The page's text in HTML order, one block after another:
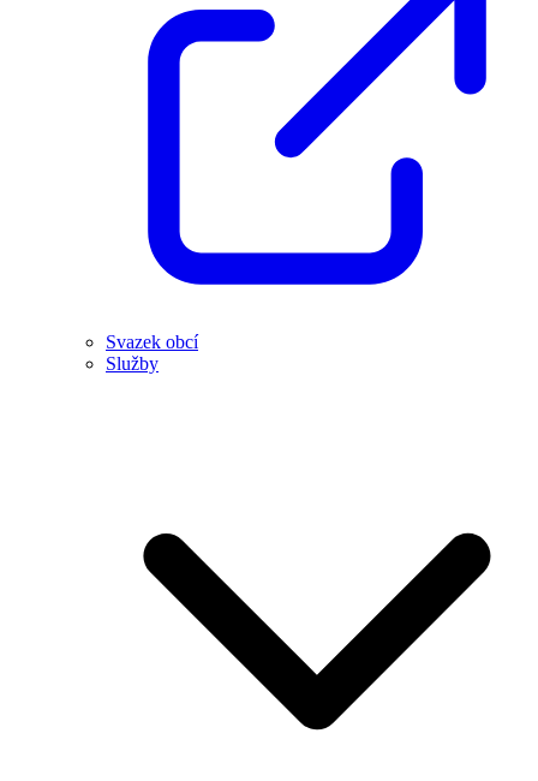
Svazek obcí
Služby